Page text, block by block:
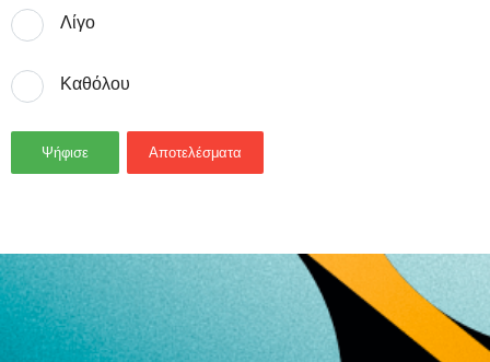
Λίγο
Καθόλου
Ψήφισε Αποτελέσματα
- Advertisement -